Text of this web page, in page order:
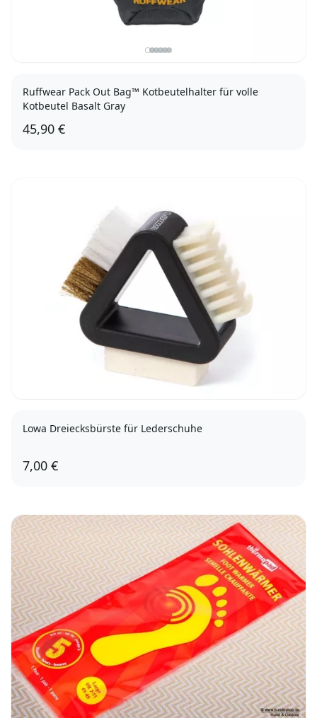
Ruffwear Pack Out Bag™ Kotbeutelhalter für volle
Kotbeutel Basalt Gray
45,90 €
Lowa Dreiecksbürste für Lederschuhe
7,00 €